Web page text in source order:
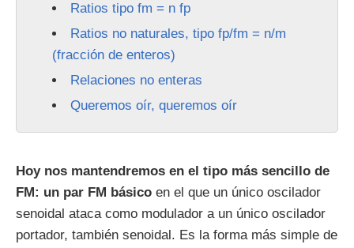
Ratios tipo fm = n fp
Ratios no naturales, tipo fp/fm = n/m
(fracción de enteros)
Relaciones no enteras
Queremos oír, queremos oír
Hoy nos mantendremos en el tipo más sencillo de
FM: un par FM básico en el que un único oscilador
senoidal ataca como modulador a un único oscilador
portador, también senoidal. Es la forma más simple de